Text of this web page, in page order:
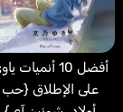
أفضل 10 أنميات
على الإطلاق {حب